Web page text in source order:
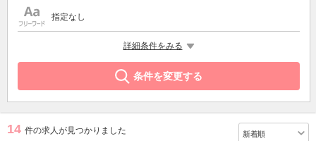
指定なし
詳細条件をみる
条件を変更する
14 件の求人が見つかりました